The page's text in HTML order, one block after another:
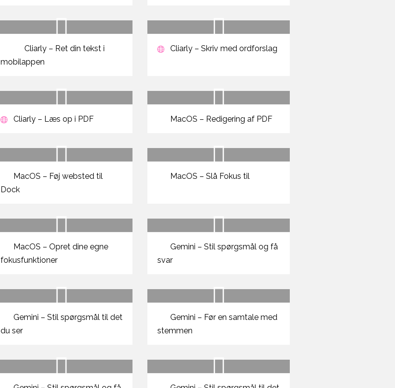
Cliarly – Ret din tekst i
mobilappen
Cliarly – Skriv med ordforslag
Cliarly – Læs op i PDF MacOS – Redigering af PDF
MacOS – Føj websted til
Dock
MacOS – Slå Fokus til
MacOS – Opret dine egne
fokusfunktioner
Gemini – Stil spørgsmål og få
svar
Gemini – Stil spørgsmål til det
du ser
Gemini – Før en samtale med
stemmen